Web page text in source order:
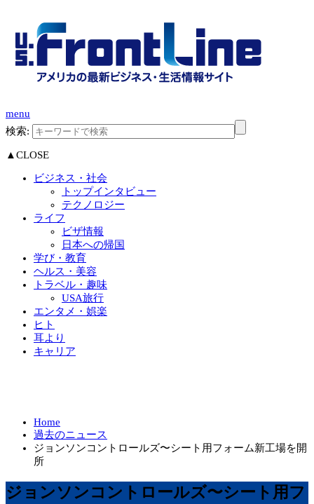
menu
検索:
▲CLOSE
ビジネス・社会
トップインタビュー
テクノロジー
ライフ
ビザ情報
日本への帰国
学び・教育
ヘルス・美容
トラベル・趣味
USA旅行
エンタメ・娯楽
ヒト
耳より
キャリア
Home
過去のニュース
ジョンソンコントロールズ〜シート用フォーム新工場を開
所
ジョンソンコントロールズ〜シート用フ